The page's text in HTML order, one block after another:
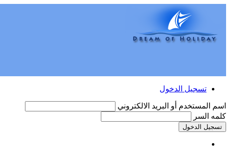
تسجيل الدخول
اسم المستخدم أو البريد الالكتروني
كلمه السر
تسجيل الدخول